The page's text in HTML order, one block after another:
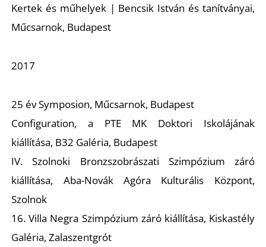
Kertek és műhelyek | Bencsik István és tanítványai,
Műcsarnok, Budapest
2017
25 év Symposion, Műcsarnok, Budapest
Configuration, a PTE MK Doktori Iskolájának
kiállítása, B32 Galéria, Budapest
IV. Szolnoki Bronzszobrászati Szimpózium záró
kiállítása, Aba-Novák Agóra Kulturális Központ,
Szolnok
16.Villa Negra Szimpózium záró kiállítása, Kiskastély
Galéria, Zalaszentgrót